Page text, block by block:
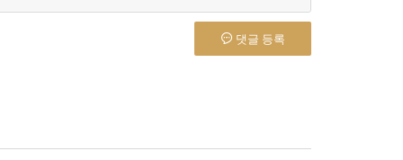
댓글 등록